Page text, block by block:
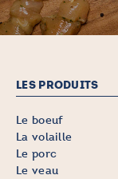
LES PRODUITS
Le boeuf
La volaille
Le porc
Le veau